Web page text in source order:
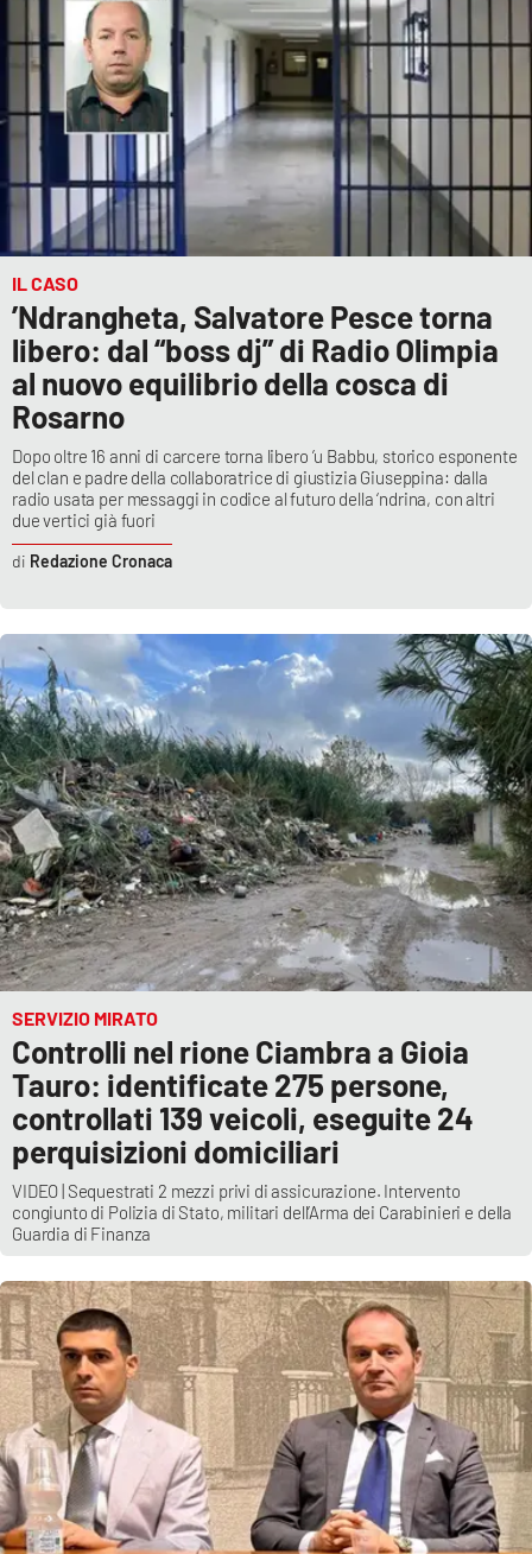
IL CASO
’Ndrangheta, Salvatore Pesce torna
libero: dal “boss dj” di Radio Olimpia
al nuovo equilibrio della cosca di
Rosarno
Dopo oltre 16 anni di carcere torna libero ’u Babbu, storico esponente
del clan e padre della collaboratrice di giustizia Giuseppina: dalla
radio usata per messaggi in codice al futuro della ‘ndrina, con altri
due vertici già fuori
Redazione Cronaca
SERVIZIO MIRATO
Controlli nel rione Ciambra a Gioia
Tauro: identificate 275 persone,
controllati 139 veicoli, eseguite 24
perquisizioni domiciliari
VIDEO | Sequestrati 2 mezzi privi di assicurazione. Intervento
congiunto di Polizia di Stato, militari dell’Arma dei Carabinieri e della
Guardia di Finanza